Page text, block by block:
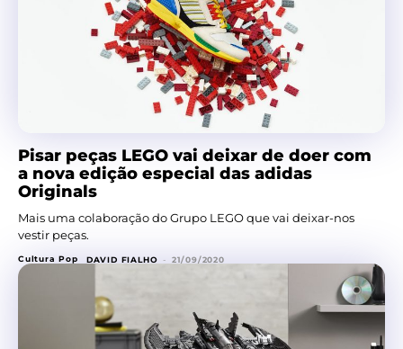
Pisar peças LEGO vai deixar de doer com
a nova edição especial das adidas
Originals
Mais uma colaboração do Grupo LEGO que vai deixar-nos
vestir peças.
Cultura Pop DAVID FIALHO - 21/09/2020